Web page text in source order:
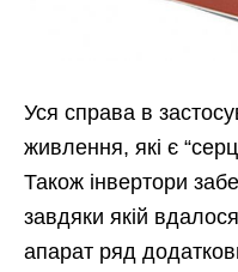
Уся справа в
живлення, які є
Також інвертори
завдяки якій
апарат ряд